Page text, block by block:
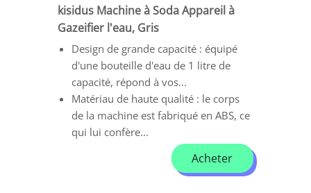
kisidus Machine à Soda Appareil à
Gazeifier l'eau, Gris
Design de grande capacité : équipé
d'une bouteille d'eau de 1 litre de
capacité, répond à vos...
Matériau de haute qualité : le corps
de la machine est fabriqué en ABS, ce
qui lui confère...
Acheter